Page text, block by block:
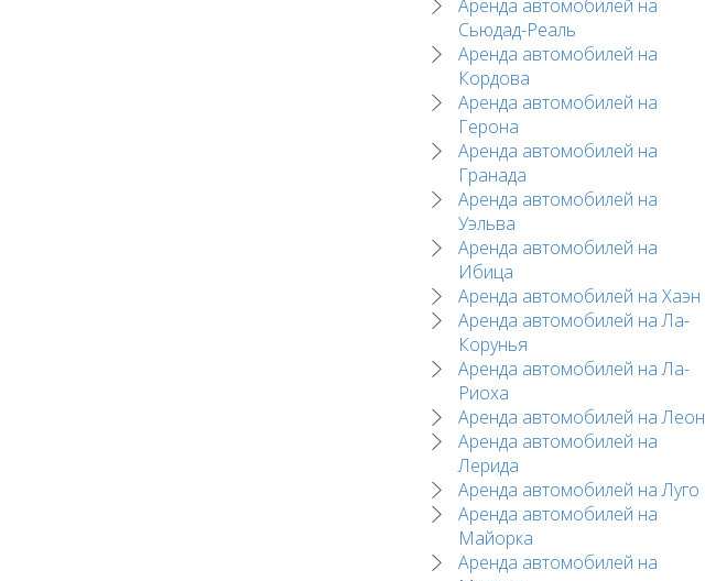
Аренда автомобилей на
Сьюдад-Реаль
Аренда автомобилей на
Кордова
Аренда автомобилей на
Герона
Аренда автомобилей на
Гранада
Аренда автомобилей на
Уэльва
Аренда автомобилей на
Ибица
Аренда автомобилей на Хаэн
Аренда автомобилей на Ла-
Корунья
Аренда автомобилей на Ла-
Риоха
Аренда автомобилей на Леон
Аренда автомобилей на
Лерида
Аренда автомобилей на Луго
Аренда автомобилей на
Майорка
Аренда автомобилей на